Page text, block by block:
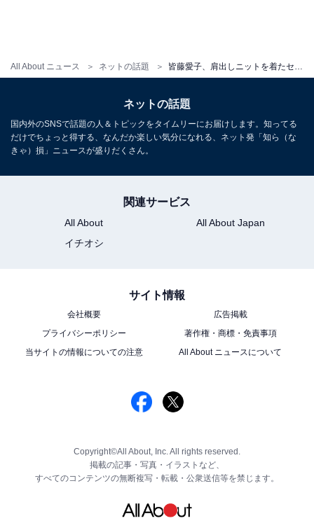
All About ニュース ネットの話題
ネットの話題
国内外のSNSで話題の人＆トピックをタイムリーにお届けします。知ってる
だけでちょっと得する、なんだか楽しい気分になれる、ネット発「知ら（な
きゃ）損」ニュースが盛りだくさん。
関連サービス
All About
All About Japan
イチオシ
サイト情報
会社概要
広告掲載
プライバシーポリシー
著作権・商標・免責事項
当サイトの情報についての注意
All About ニュースについて
Copyright©All About, Inc. All rights reserved.
掲載の記事・写真・イラストなど、
すべてのコンテンツの無断複写・転載・公衆送信等を禁じます。